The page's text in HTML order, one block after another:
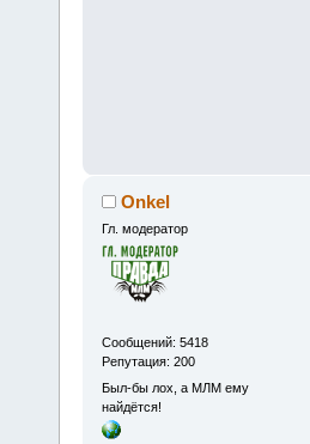
Onkel
Гл. модератор
Сообщений: 5418
Репутация: 200
Был-бы лох, а МЛМ ему
найдётся!